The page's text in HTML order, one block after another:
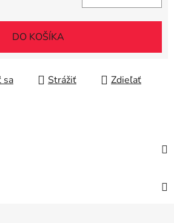
DO KOŠÍKA
sa Strážiť Zdieľať